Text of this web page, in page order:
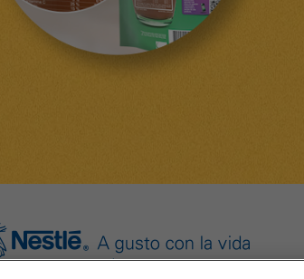
privacidad de NESTLÉ® Colombia Términos de uso